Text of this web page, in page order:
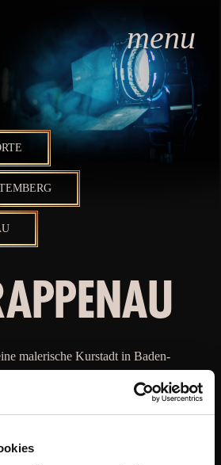
menu
malerische Kurstadt in Baden-
bekannt ist. DasMusical
, veranstaltet in derSALINE 182